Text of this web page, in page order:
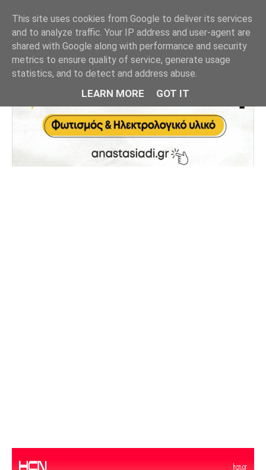
This site uses cookies from Google to deliver its services
and to analyze traffic. Your IP address and user-agent are
shared with Google along with performance and security
metrics to ensure quality of service, generate usage
statistics, and to detect and address abuse.
LEARN MORE GOT IT